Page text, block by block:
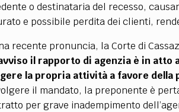
o destinataria del recesso,
e possibile perdita dei clienti,
recente pronuncia, la Corte di
il rapporto di agenzia è in atto
la propria attività a favore della
il mandato, la preponente è
per grave inadempimento